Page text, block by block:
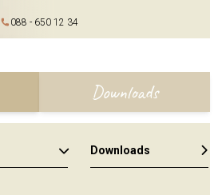
088 - 650 12 34
Downloads
Downloads